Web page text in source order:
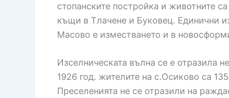
стопанските постройка и животните
къщи в Тлачене и Буковец. Единични
Масово е изместването и в
Изселническата вълна се е отразила
1926 год. жителите на с.Осиково са
Преселенията не се отразили на